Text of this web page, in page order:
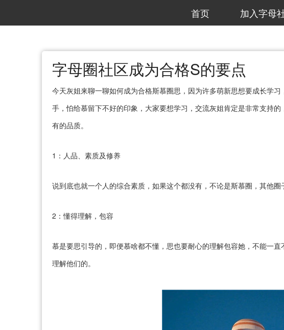
首页 加入字母
字母圈社区成为合格S的要点
今天灰姐来聊一聊如何成为合格斯慕圈思，因为许多萌新思想要成长学
手，怕给慕留下不好的印象，大家要想学习，交流灰姐肯定是非常支持
有的品质。
1：人品、素质及修养
说到底也就一个人的综合素质，如果这个都没有，不论是斯慕圈，其他圈
2：懂得理解，包容
慕是要思引导的，即便慕啥都不懂，思也要耐心的理解包容她，不能一
理解他们的。